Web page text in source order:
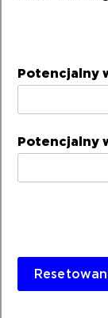
Potencjalny
Potencjalny